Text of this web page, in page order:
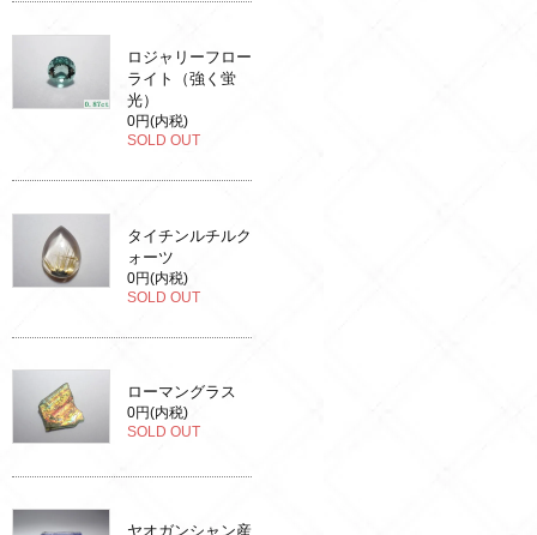
ロジャリーフロー
ライト（強く蛍
光）
0円(内税)
SOLD OUT
タイチンルチルク
ォーツ
0円(内税)
SOLD OUT
ローマングラス
0円(内税)
SOLD OUT